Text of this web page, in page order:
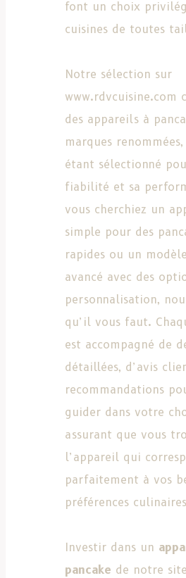
font un choix
cuisines de toutes
Notre sélection sur
www.rdvcuisine.com
des appareils à
marques
étant sélectionné
fiabilité et sa
vous cherchiez un
simple pour des
rapides ou un
avancé avec des
personnalisation,
qu’il vous faut.
est accompagné de
détaillées, d’avis
recommandations
guider dans votre
assurant que vous
l’appareil qui
parfaitement à vos
préférences
Investir dans un
pancake de notre